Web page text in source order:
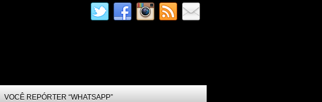
VOCÊ REPÓRTER “WHATSAPP”